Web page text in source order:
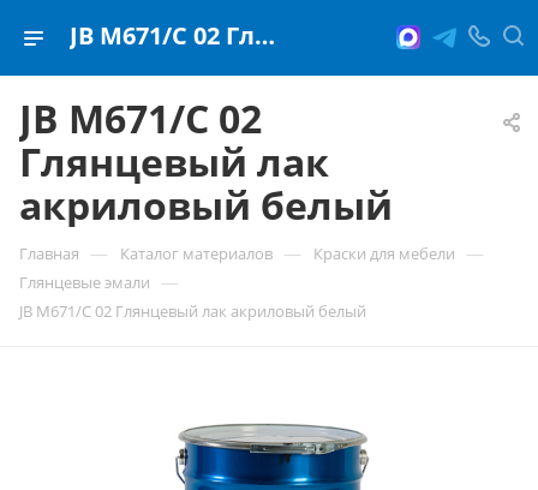
JB M671/C 02 Глянцевый лак акриловый белый
JB M671/C 02
Глянцевый лак
акриловый белый
Главная — Каталог материалов — Краски для мебели —
Глянцевые эмали —
JB M671/C 02 Глянцевый лак акриловый белый